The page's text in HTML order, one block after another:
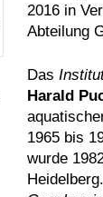
2016 in
Abteilung
Das
Harald
1965 bis
wurde